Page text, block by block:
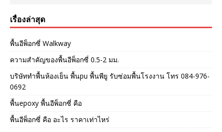
เรื่องล่าสุด
พื้นอีพ็อกซี่ Walkway
ความสำคัญของพื้นอีพ็อกซี่ 0.5-2 มม.
บริษัททำพื้นห้องเย็น พื้นpu พื้นพียู รับซ่อมพื้นโรงงาน โทร 084-976-
0692
พื้นepoxy พื้นอีพ็อกซี่ คือ
พื้นอีพ็อกซี่ คือ อะไร ราคาเท่าไหร่